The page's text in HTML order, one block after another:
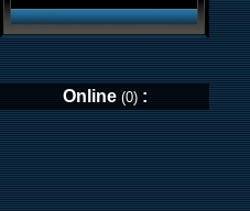
Online (0):